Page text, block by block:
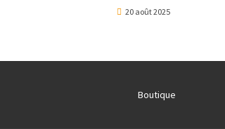
20 août 2025
Boutique